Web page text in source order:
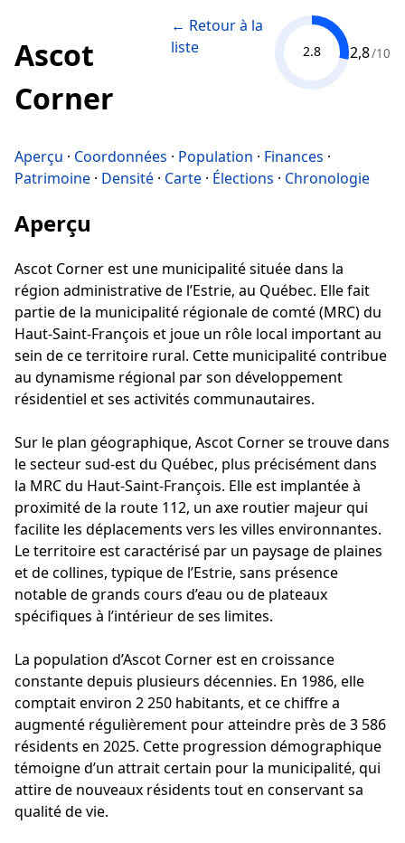
Ascot
Corner
← Retour à la
liste
2.8 2,8/10
Aperçu · Coordonnées · Population · Finances ·
Patrimoine · Densité · Carte · Élections · Chronologie
Aperçu
Ascot Corner est une municipalité située dans la
région administrative de l’Estrie, au Québec. Elle fait
partie de la municipalité régionale de comté (MRC) du
Haut-Saint-François et joue un rôle local important au
sein de ce territoire rural. Cette municipalité contribue
au dynamisme régional par son développement
résidentiel et ses activités communautaires.
Sur le plan géographique, Ascot Corner se trouve dans
le secteur sud-est du Québec, plus précisément dans
la MRC du Haut-Saint-François. Elle est implantée à
proximité de la route 112, un axe routier majeur qui
facilite les déplacements vers les villes environnantes.
Le territoire est caractérisé par un paysage de plaines
et de collines, typique de l’Estrie, sans présence
notable de grands cours d’eau ou de plateaux
spécifiques à l’intérieur de ses limites.
La population d’Ascot Corner est en croissance
constante depuis plusieurs décennies. En 1986, elle
comptait environ 2 250 habitants, et ce chiffre a
augmenté régulièrement pour atteindre près de 3 586
résidents en 2025. Cette progression démographique
témoigne d’un attrait certain pour la municipalité, qui
attire de nouveaux résidents tout en conservant sa
qualité de vie.